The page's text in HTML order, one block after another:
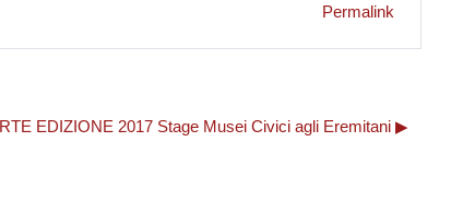
Permalink
EDIZIONE 2017 Stage Musei Civici agli Eremitani ▶︎